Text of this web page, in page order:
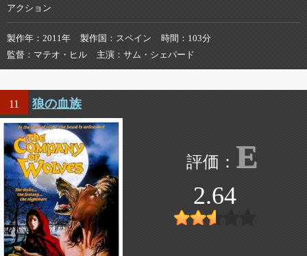
アクション
製作年 2011年 製作国 スペイン 時間
103分
監督
マテオ・ヒル 主演 サム・シェパード
11 狼の血族
E
2.64